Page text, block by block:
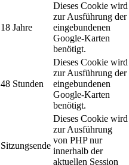
18 Jahre
Dieses Cookie wird
zur Ausführung der
eingebundenen
Google-Karten
benötigt.
48 Stunden
Dieses Cookie wird
zur Ausführung der
eingebundenen
Google-Karten
benötigt.
Sitzungsende
Dieses Cookie wird
zur Ausführung
von PHP nur
innerhalb der
aktuellen Session